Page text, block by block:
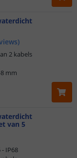
)
2 kabels
mm
van 5
IP68
in huis